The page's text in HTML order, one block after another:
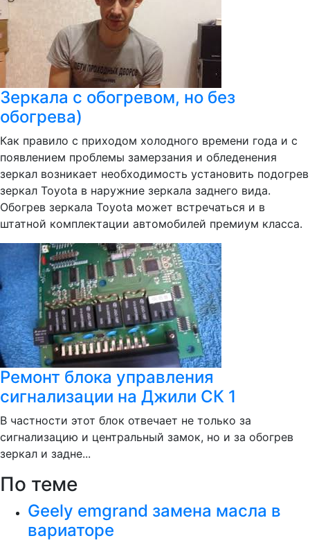
Зеркала с обогревом, но без
обогрева)
Как правило с приходом холодного времени года и с
появлением проблемы замерзания и обледенения
зеркал возникает необходимость установить подогрев
зеркал Toyota в наружние зеркала заднего вида.
Обогрев зеркала Toyota может встречаться и в
штатной комплектации автомобилей премиум класса.
Ремонт блока управления
сигнализации на Джили СК 1
В частности этот блок отвечает не только за
сигнализацию и центральный замок, но и за обогрев
зеркал и задне...
По теме
Geely emgrand замена масла в
вариаторе